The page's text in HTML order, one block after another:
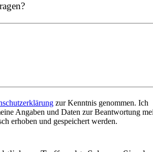
zur Kenntnis genommen. Ich
Angaben und Daten zur Beantwortung
erhoben und gespeichert werden.